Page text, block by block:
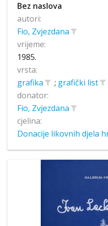
Bez naslova
autori:
Fio, Zvjezdana
vrijeme:
1985.
vrsta:
grafika
; grafički list
donator:
Fio, Zvjezdana
cjelina:
Donacije likovnih djela